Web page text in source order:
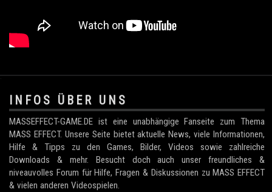
.
INFOS ÜBER UNS
MASSEFFECT-GAME.DE ist eine unabhängige Fanseite zum Thema
MASS EFFECT. Unsere Seite bietet aktuelle News, viele Informationen,
Hilfe & Tipps zu den Games, Bilder, Videos sowie zahlreiche
Downloads & mehr. Besucht doch auch unser freundliches &
niveauvolles Forum für Hilfe, Fragen & Diskussionen zu MASS EFFECT
& vielen anderen Videospielen.